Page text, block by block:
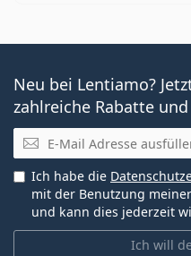
Neu bei Lentiamo?
zahlreiche Rabatte
E-Mail
Ich will
Ich habe die
mit der Benutzung
und kann dies jederzeit